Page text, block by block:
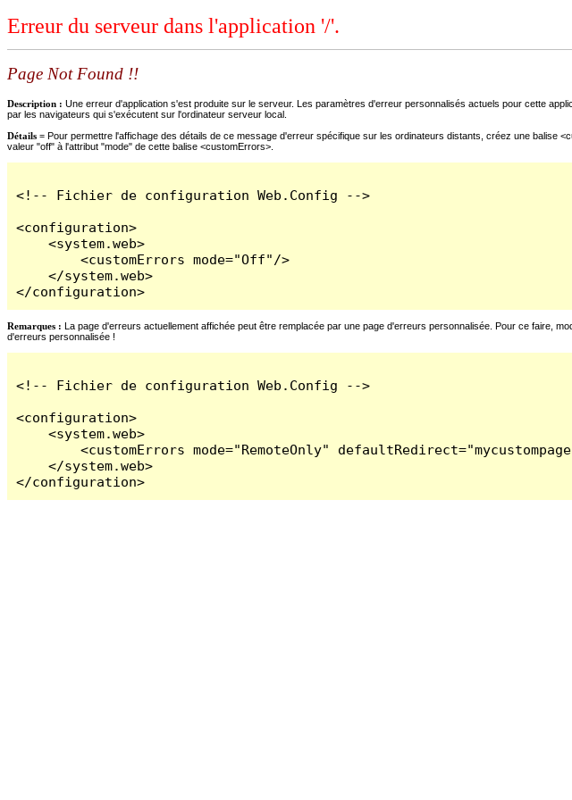
Erreur du serveur dans l'application '/'.
Page Not Found !!
Description : Une erreur d'application s'est produite sur le serveur. Les paramètres d'erreur personnalisés actuels pour cette
par les navigateurs qui s'exécutent sur l'ordinateur serveur local.
Détails = Pour permettre l'affichage des détails de ce message d'erreur spécifique sur les ordinateurs distants, créez une balise
valeur "off" à l'attribut "mode" de cette balise <customErrors>.
<!-- Fichier de configuration Web.Config -->
<configuration>
    <system.web>
        <customErrors mode="Off"/>
    </system.web>
</configuration>
Remarques : La page d'erreurs actuellement affichée peut être remplacée par une page d'erreurs personnalisée. Pour ce faire,
d'erreurs personnalisée !
<!-- Fichier de configuration Web.Config -->
<configuration>
    <system.web>
<customErrors mode="RemoteOnly"
    </system.web>
</configuration>